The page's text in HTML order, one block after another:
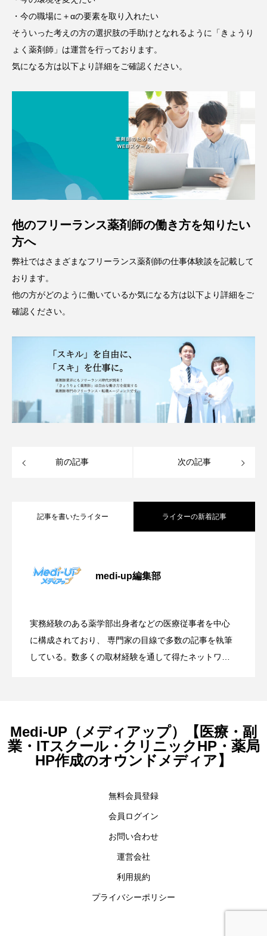
・今の職場に＋αの要素を取り入れたい
そういった考えの方の選択肢の手助けとなれるように「きょうり
ょく薬剤師」は運営を行っております。
気になる方は以下より詳細をご確認ください。
他のフリーランス薬剤師の働き方を知りたい
方へ
弊社ではさまざまなフリーランス薬剤師の仕事体験談を記載して
おります。
他の方がどのように働いているか気になる方は以下より詳細をご
確認ください。
前の記事 次の記事
記事を書いたライター ライターの新着記事
medi-up編集部
実務経験のある薬学部出身者などの医療従事者を中心
に構成されており、 専門家の目線で多数の記事を執筆
している。数多くの取材経験を通して得たネットワー
本格シフトを読み解くー「調剤管理料」
2026.05.23 医療DXだけでは患者は動かない―医療機
Medi-UP（メディアップ）【医療・副
業・ITスクール・クリニックHP・薬局
HP作成のオウンドメディア】
無料会員登録
会員ログイン
お問い合わせ
運営会社
利用規約
プライバシーポリシー